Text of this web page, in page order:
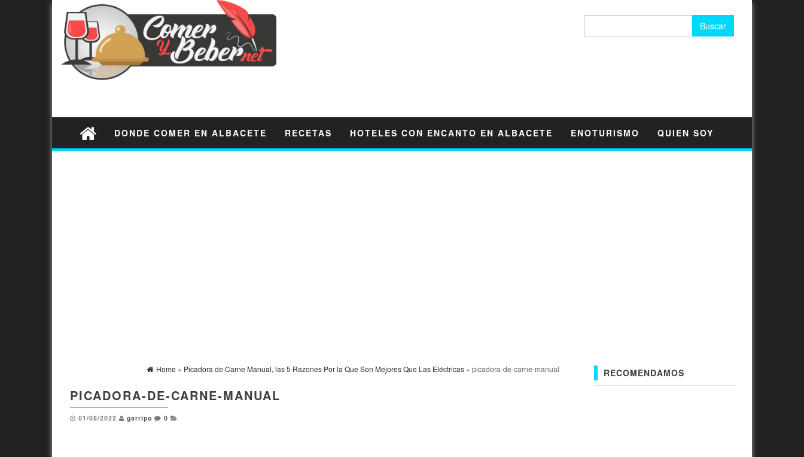
DONDE COMER EN ALBACETE RECETAS HOTELES CON ENCANTO EN ALBACETE ENOTURISMO QUIEN SOY
Home » Picadora de Carne Manual, las 5 Razones Por la Que Son Mejores Que Las Eléctricas» picadora-de-carne-manual
PICADORA-DE-CARNE-MANUAL
01/08/2022 garripo 0
RECOMENDAMOS